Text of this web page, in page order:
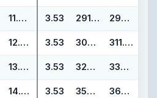
11.762 3.53 291.69 298.75
12.262 3.53 304.39 311.45
13.262 3.53 329.79 336.85
14.262 3.53 355.19 362.25